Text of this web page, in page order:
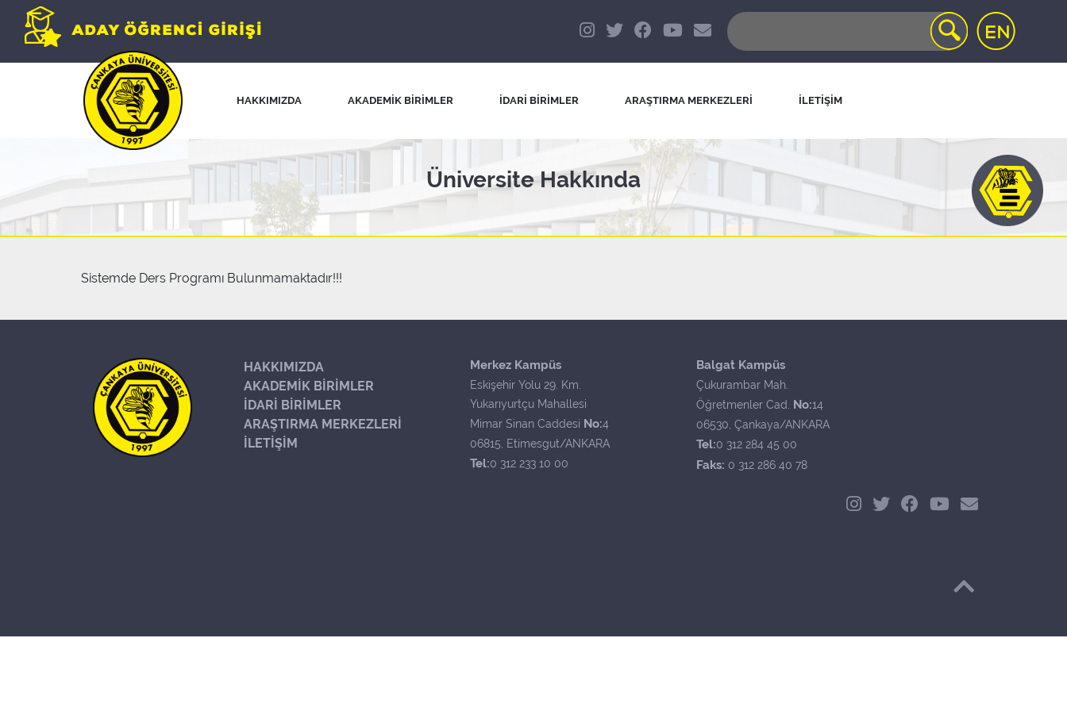
HAKKIMIZDA AKADEMİK BİRİMLER İDARİ BİRİMLER ARAŞTIRMA MERKEZLERİ İLETİŞİM
Üniversite Hakkında
Sistemde Ders Programı Bulunmamaktadır!!!
HAKKIMIZDA
AKADEMİK BİRİMLER
İDARİ BİRİMLER
ARAŞTIRMA MERKEZLERİ
İLETİŞİM
Merkez Kampüs
Eskişehir Yolu 29. Km.
Yukarıyurtçu Mahallesi
Mimar Sinan Caddesi No:4
06815, Etimesgut/ANKARA
Tel:0 312 233 10 00
Balgat Kampüs
Çukurambar Mah.
Öğretmenler Cad. No:14
06530, Çankaya/ANKARA
Tel:0 312 284 45 00
Faks: 0 312 286 40 78